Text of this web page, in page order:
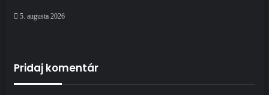
5. augusta 2026
Pridaj komentár